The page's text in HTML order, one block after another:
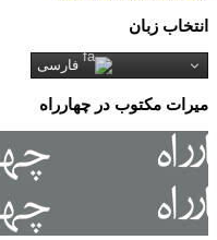
انتخاب زبان
فارسی
میرات مکتوب در چهارراه